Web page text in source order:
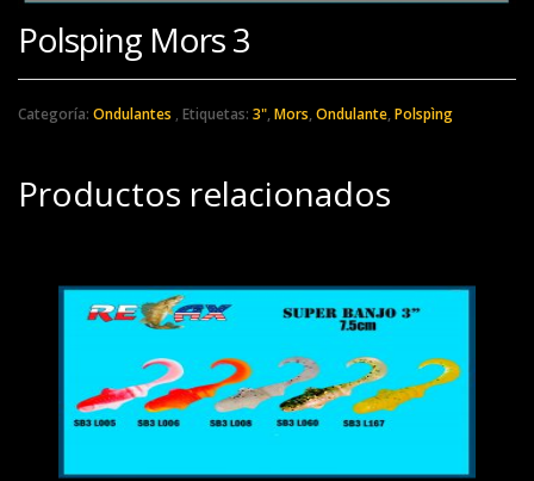
Polsping Mors 3
Categoría: Ondulantes Etiquetas: 3",Mors,Ondulante,Polspìng
Productos relacionados